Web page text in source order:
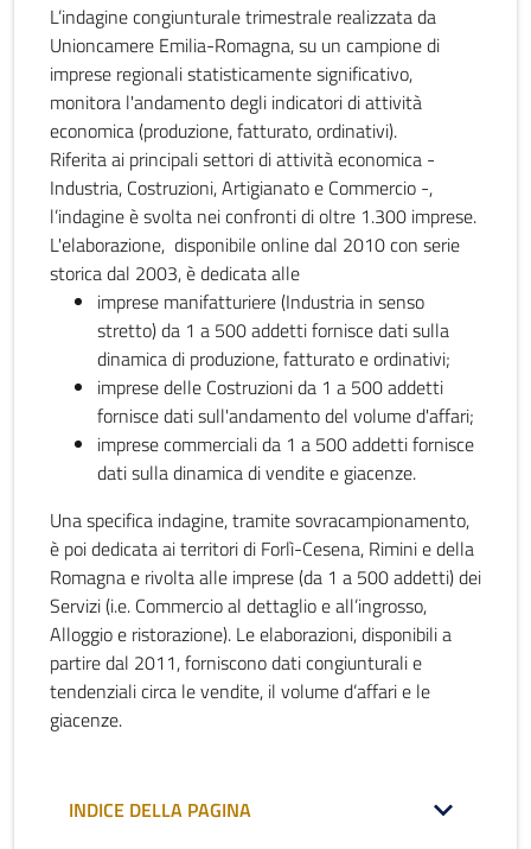
L’indagine congiunturale trimestrale realizzata da
Unioncamere Emilia-Romagna, su un campione di
imprese regionali statisticamente significativo,
monitora l'andamento degli indicatori di attività
economica (produzione, fatturato, ordinativi).
Riferita ai principali settori di attività economica -
Industria, Costruzioni, Artigianato e Commercio -,
l’indagine è svolta nei confronti di oltre 1.300 imprese.
L'elaborazione, disponibile online dal 2010 con serie
storica dal 2003, è dedicata alle
imprese manifatturiere (Industria in senso
stretto) da 1 a 500 addetti fornisce dati sulla
dinamica di produzione, fatturato e ordinativi;
imprese delle Costruzioni da 1 a 500 addetti
fornisce dati sull'andamento del volume d'affari;
imprese commerciali da 1 a 500 addetti fornisce
dati sulla dinamica di vendite e giacenze.
Una specifica indagine, tramite sovracampionamento,
è poi dedicata ai territori di Forlì-Cesena, Rimini e della
Romagna e rivolta alle imprese (da 1 a 500 addetti) dei
Servizi (i.e. Commercio al dettaglio e all’ingrosso,
Alloggio e ristorazione). Le elaborazioni, disponibili a
partire dal 2011, forniscono dati congiunturali e
tendenziali circa le vendite, il volume d’affari e le
giacenze.
INDICE DELLA PAGINA